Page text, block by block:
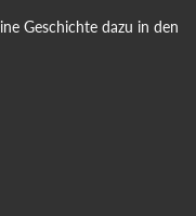
Geschichte dazu in den